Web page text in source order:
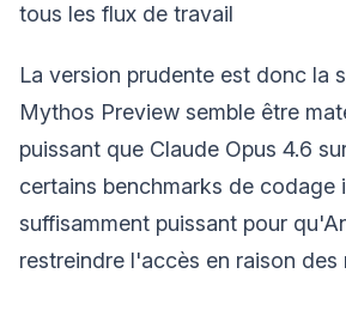
tous les flux de travail
La version prudente est donc la
Mythos Preview semble être
puissant que Claude Opus 4.6
certains benchmarks de codage
suffisamment puissant pour
restreindre l'accès en raison des